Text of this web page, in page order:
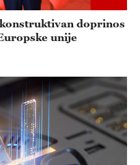
doprinos
unije